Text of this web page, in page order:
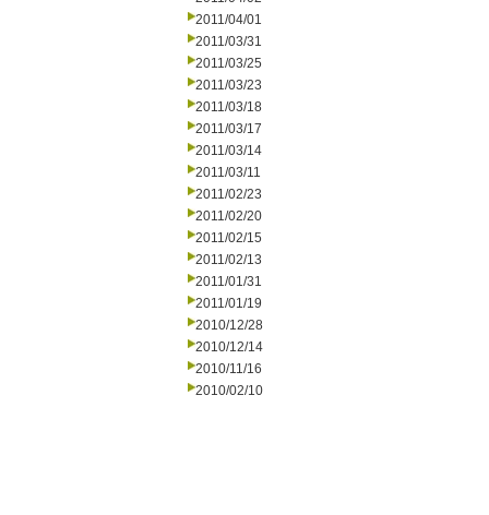
2011/04/01
2011/03/31
2011/03/25
2011/03/23
2011/03/18
2011/03/17
2011/03/14
2011/03/11
2011/02/23
2011/02/20
2011/02/15
2011/02/13
2011/01/31
2011/01/19
2010/12/28
2010/12/14
2010/11/16
2010/02/10